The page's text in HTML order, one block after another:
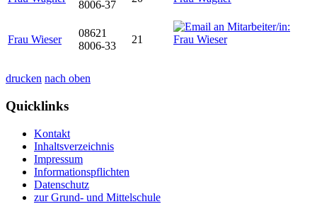
8006-37
Frau Wieser
08621
8006-33
21
drucken nach oben
Quicklinks
Kontakt
Inhaltsverzeichnis
Impressum
Informationspflichten
Datenschutz
zur Grund- und Mittelschule